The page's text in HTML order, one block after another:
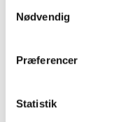
Nødvendig
Præferencer
Statistik